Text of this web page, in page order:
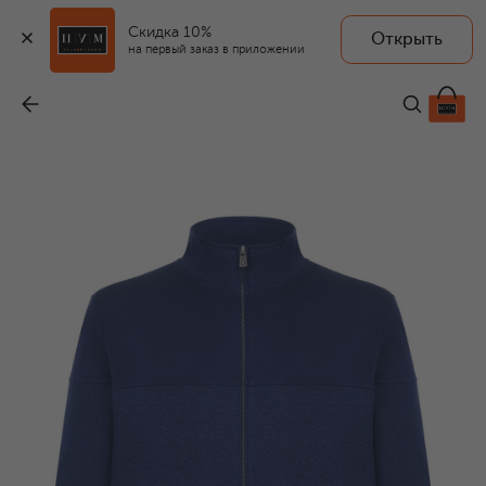
Скидка 10%
на первый заказ в приложении
Открыть
61 850 ₽